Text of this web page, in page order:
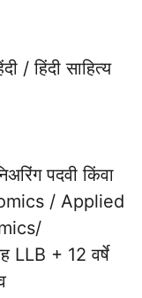
/ हिंदी साहित्य
पदवी किंवा
/ Applied
LLB + 12 वर्षे